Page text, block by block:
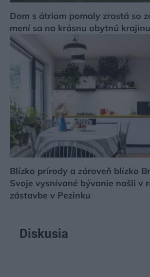
Dom s átriom pomaly zrastá so
mení sa na krásnu obytnú krajinu
Blízko prírody a zároveň blízko
Svoje vysnívané bývanie našli v
zástavbe v Pezinku
Diskusia